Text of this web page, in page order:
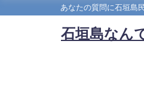
あなたの質問に石垣島
石垣島なん